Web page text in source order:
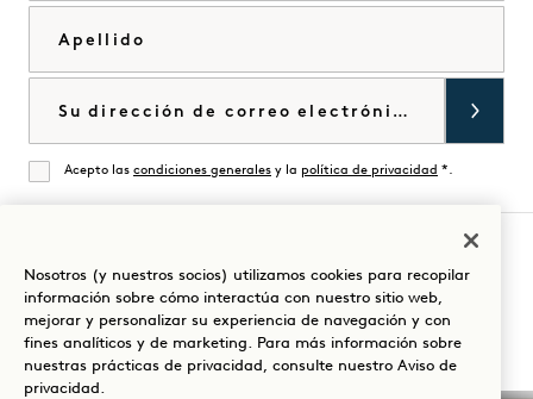
De acuerdo
Acepto las condiciones generales y la política de privacidad *.
Visita
1
Hotels
Visita
1
Hotels
Visite
1
Hotels
1
Hotels
Visite
1
Hotels
Visita
1
Hotels
Guíe su estancia
Nosotros (y nuestros socios) utilizamos cookies para recopilar
información sobre cómo interactúa con nuestro sitio web,
mejorar y personalizar su experiencia de navegación y con
fines analíticos y de marketing. Para más información sobre
nuestras prácticas de privacidad, consulte nuestro Aviso de
privacidad .